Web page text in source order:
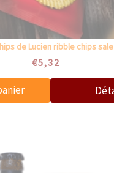
de Lucien ribble chips sale
€5,32